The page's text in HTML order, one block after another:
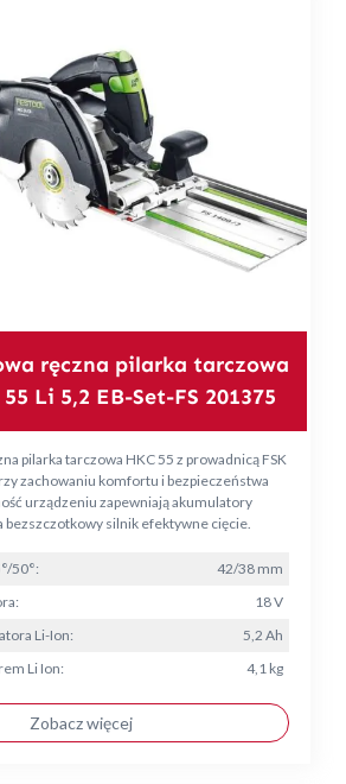
ręczna pilarka tarczowa
Li 5,2 EB-Set-FS 201375
pilarka tarczowa HKC 55 z prowadnicą FSK
zachowaniu komfortu i bezpieczeństwa
urządzeniu zapewniają akumulatory
bezszczotkowy silnik efektywne cięcie.
50°:
42/38 mm
18 V
Li-Ion:
5,2 Ah
Li Ion:
4,1 kg
Zobacz więcej